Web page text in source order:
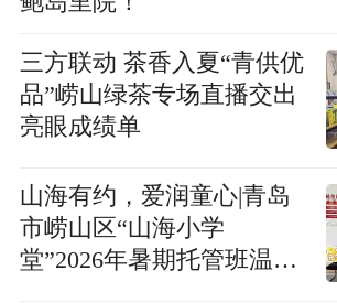
三方联动 茶香入夏“青供优
品”崂山绿茶专场直播交出
亮眼成绩单
山海有约，爱润童心|青岛
市崂山区“山海小学
堂”2026年暑期托管班温暖